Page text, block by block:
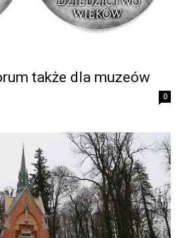
także dla muzeów
0